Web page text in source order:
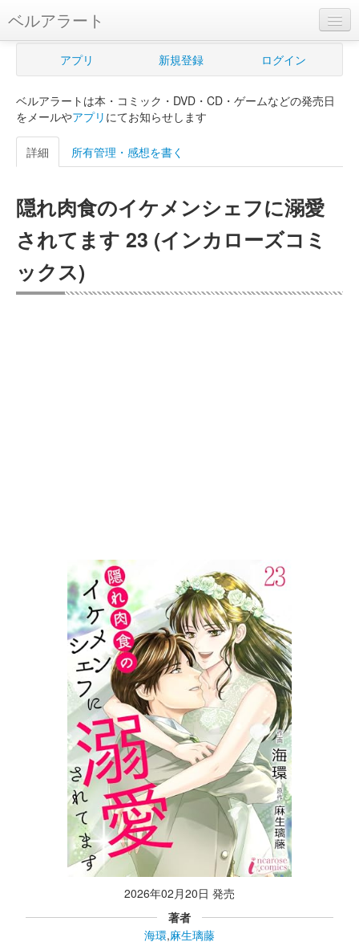
ベルアラート
ベルアラートとは
新規登録
ログイン
購入管理
Myシェルフ
プレミアム
アプリ 新規登録 ログイン
ベルアラートは本・コミック・DVD・CD・ゲームなどの発売日
をメールやアプリ にてお知らせします
詳細 所有管理・感想を書く
隠れ肉食のイケメンシェフに溺愛
されてます 23 (インカローズコミ
ックス)
2026年02月20日 発売
著者
海環,麻生璃藤